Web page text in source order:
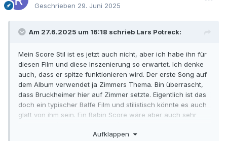
Geschrieben 29. Juni 2025
Am 27.6.2025 um 16:18 schrieb Lars Potreck:
Mein Score Stil ist es jetzt auch nicht, aber ich habe ihn für
diesen Film und diese Inszenierung so erwartet. Ich denke
auch, dass er spitze funktionieren wird. Der erste Song auf
dem Album verwendet ja Zimmers Thema. Bin überrascht,
dass Bruckheimer hier auf Zimmer setzte. Eigentlich ist das
doch ein typischer Balfe Film und stilistisch könnte es auch
glatt von ihm sein. Ein Rabin Score wäre aber auch sehr
Gitarren hätten ordentlich zu tun gehabt.
Aufklappen